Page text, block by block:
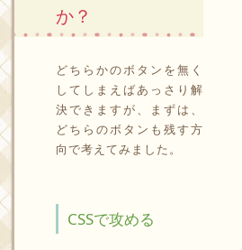
か？
どちらかのボタンを無く
してしまえばあっさり解
決できますが、まずは、
どちらのボタンも残す方
向で考えてみました。
CSSで攻める